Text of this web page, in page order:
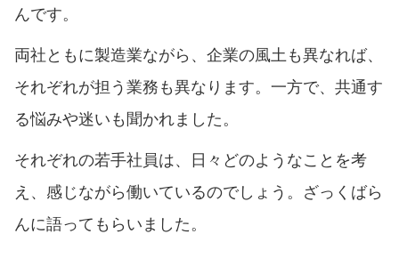
んです。
両社ともに製造業ながら、企業の風土も異なれば、
それぞれが担う業務も異なります。一方で、共通す
る悩みや迷いも聞かれました。
それぞれの若手社員は、日々どのようなことを考
え、感じながら働いているのでしょう。ざっくばら
んに語ってもらいました。